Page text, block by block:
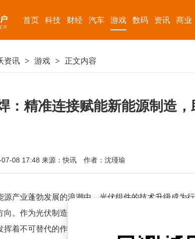
首页 科技 财经 汽车 游戏 数码 资讯 商业
资讯 > 游戏 > 正文内容
：精准连接赋能新能源制造
08 17:48 来源：快讯 作者：沈瑾瑜
源产业蓬勃发展的浪潮中，光伏组件的技术升级成为
向。作为光伏制造领域的关键连接技术，光伏热压焊
挥着不可替代的作用，为光伏产品的性能提升与质量保